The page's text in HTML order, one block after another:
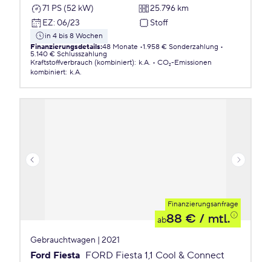
71 PS (52 kW)
25.796 km
EZ: 06/23 Stoff
in 4 bis 8 Wochen
Finanzierungsdetails:48 Monate 1.958 € Sonderzahlung
5.140 € Schlusszahlung
Kraftstoffverbrauch (kombiniert): k.A.
CO₂-Emissionen
kombiniert: k.A.
Finanzierungsanfrage
ab88 € / mtl.
Gebrauchtwagen | 2021
Ford Fiesta FORD Fiesta 1,1 Cool & Connect